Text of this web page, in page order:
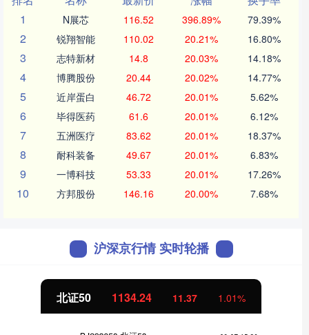
1
N展芯 116.52 396.89% 79.39%
2 锐翔智能 110.02 20.21% 16.80%
3 志特新材 14.8 20.03% 14.18%
4 博腾股份 20.44 20.02% 14.77%
5 近岸蛋白 46.72 20.01% 5.62%
6 毕得医药 61.6 20.01% 6.12%
7 五洲医疗 83.62 20.01% 18.37%
8 耐科装备 49.67 20.01% 6.83%
9 一博科技 53.33 20.01% 17.26%
10 方邦股份 146.16 20.00% 7.68%
沪深京行情 实时轮播
创业板指 3563.12 47.56 1.35%